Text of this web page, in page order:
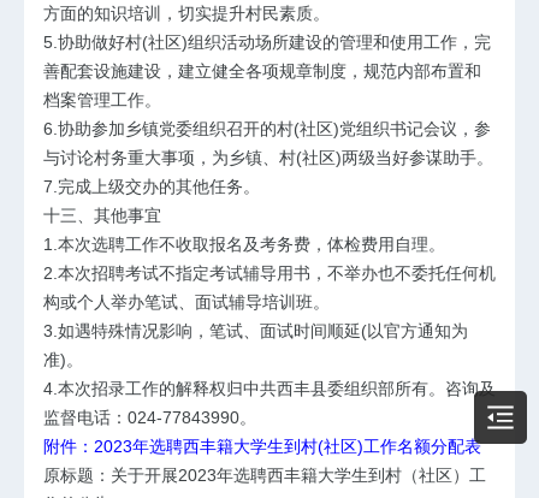
方面的知识培训，切实提升村民素质。
5.协助做好村(社区)组织活动场所建设的管理和使用工作，完
善配套设施建设，建立健全各项规章制度，规范内部布置和
档案管理工作。
6.协助参加乡镇党委组织召开的村(社区)党组织书记会议，参
与讨论村务重大事项，为乡镇、村(社区)两级当好参谋助手。
7.完成上级交办的其他任务。
十三、其他事宜
1.本次选聘工作不收取报名及考务费，体检费用自理。
2.本次招聘考试不指定考试辅导用书，不举办也不委托任何机
构或个人举办笔试、面试辅导培训班。
3.如遇特殊情况影响，笔试、面试时间顺延(以官方通知为
准)。
4.本次招录工作的解释权归中共西丰县委组织部所有。咨询及
监督电话：024-77843990。
附件：2023年选聘西丰籍大学生到村(社区)工作名额分配表
原标题：关于开展2023年选聘西丰籍大学生到村（社区）工